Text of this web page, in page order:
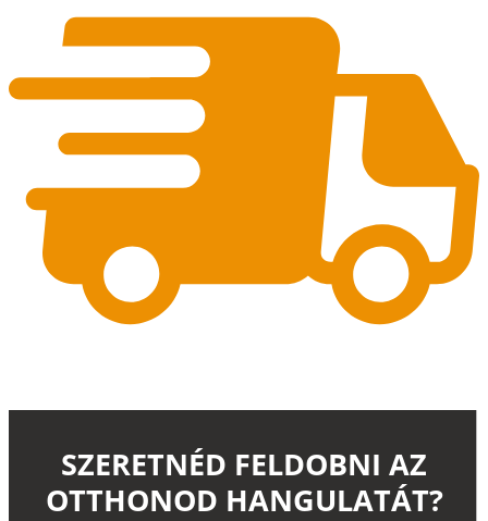
SZERETNÉD FELDOBNI AZ
OTTHONOD HANGULATÁT?